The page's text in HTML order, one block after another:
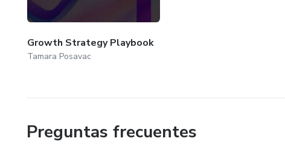
Growth Strategy Playbook
Tamara Posavac
Preguntas frecuentes